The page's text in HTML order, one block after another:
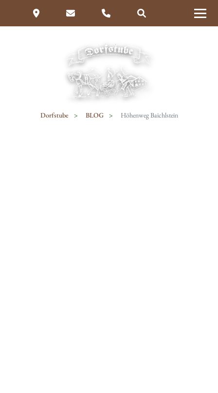
Dorfstube BLOG Höhenweg Baichlstein